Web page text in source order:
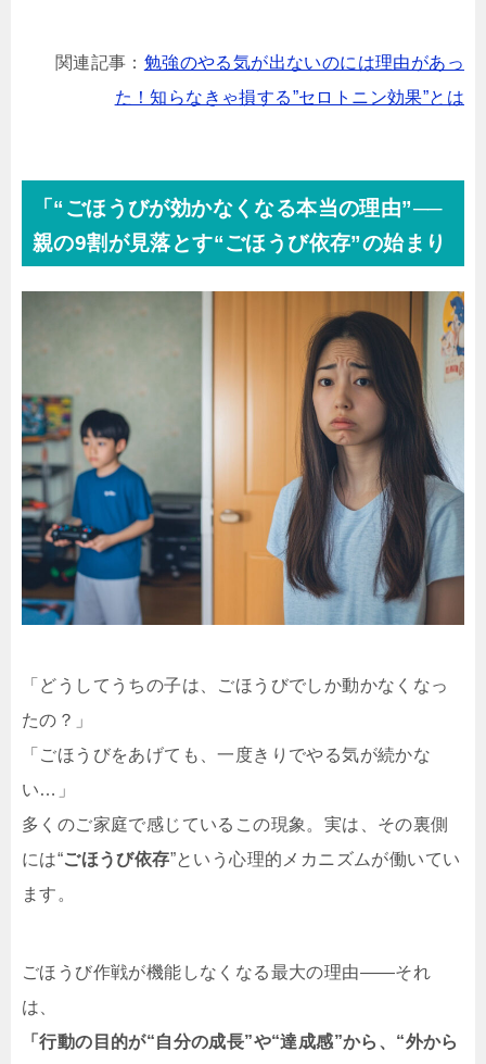
関連記事： 勉強のやる気が出ないのには理由があっ
た！知らなきゃ損する”セロトニン効果”とは
「“ごほうびが効かなくなる本当の理由”──
親の9割が見落とす“ごほうび依存”の始まり
「どうしてうちの子は、ごほうびでしか動かなくなっ
たの？」
「ごほうびをあげても、一度きりでやる気が続かな
い…」
多くのご家庭で感じているこの現象。実は、その裏側
には“ごほうび依存”という心理的メカニズムが働いてい
ます。
ごほうび作戦が機能しなくなる最大の理由――それ
は、
「行動の目的が“自分の成長”や“達成感”から、“外から